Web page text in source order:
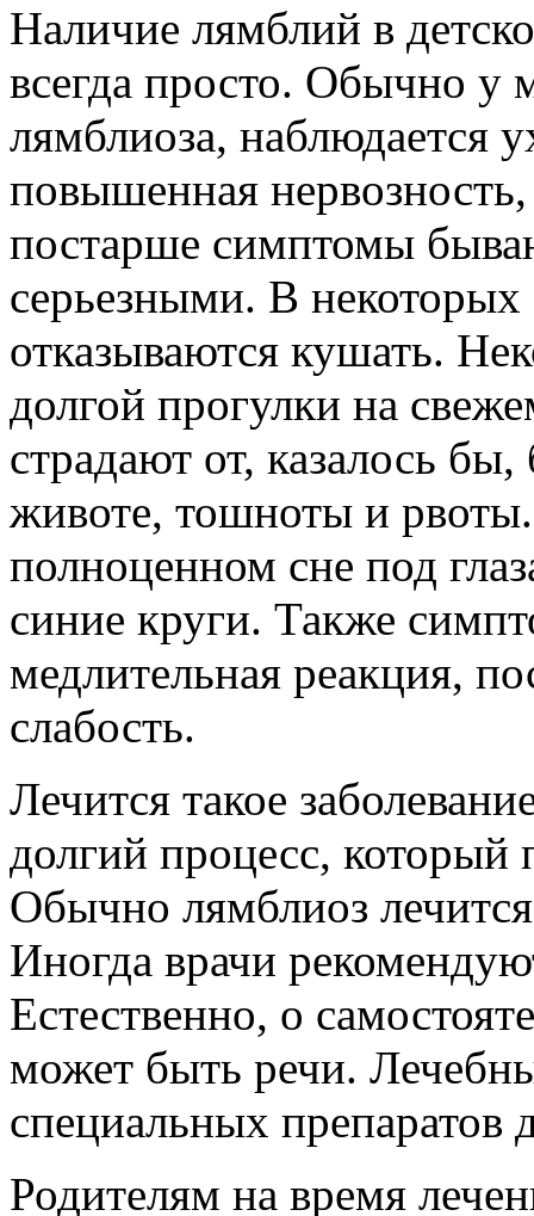
Наличие лямблий в
всегда просто. Обычно
лямблиоза, наблюдается
повышенная
постарше симптомы
серьезными. В некоторых
отказываются кушать.
долгой прогулки на
страдают от, казалось
животе, тошноты и
полноценном сне под
синие круги. Также
медлительная реакция,
слабость.
Лечится такое
долгий процесс, который
Обычно лямблиоз
Иногда врачи
Естественно, о
может быть речи.
специальных
Родителям на время